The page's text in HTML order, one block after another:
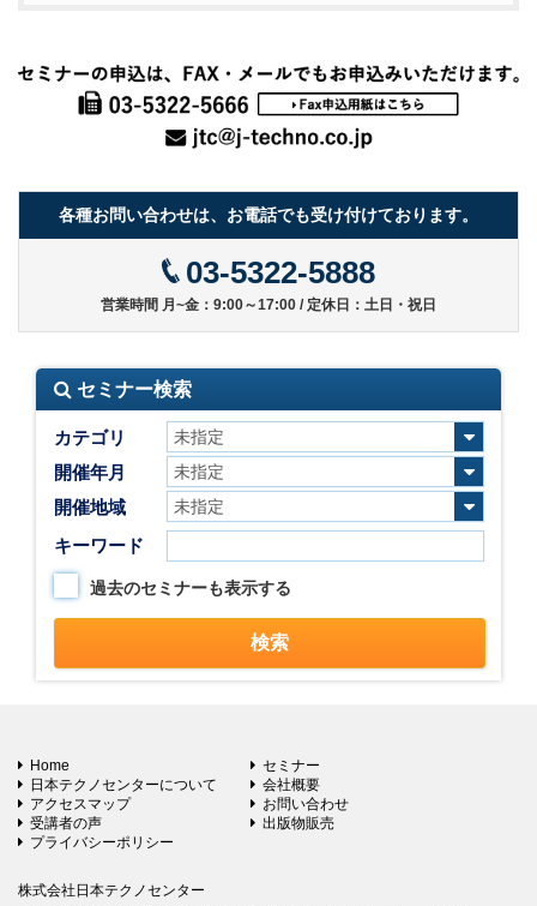
各種お問い合わせは、お電話でも受け付けております。
03-5322-5888
営業時間 月~金：9:00～17:00 / 定休日：土日・祝日
セミナー検索
カテゴリ
開催年月
開催地域
キーワード
過去のセミナーも表示する
Home
セミナー
日本テクノセンターについて
会社概要
アクセスマップ
お問い合わせ
受講者の声
出版物販売
プライバシーポリシー
株式会社日本テクノセンター